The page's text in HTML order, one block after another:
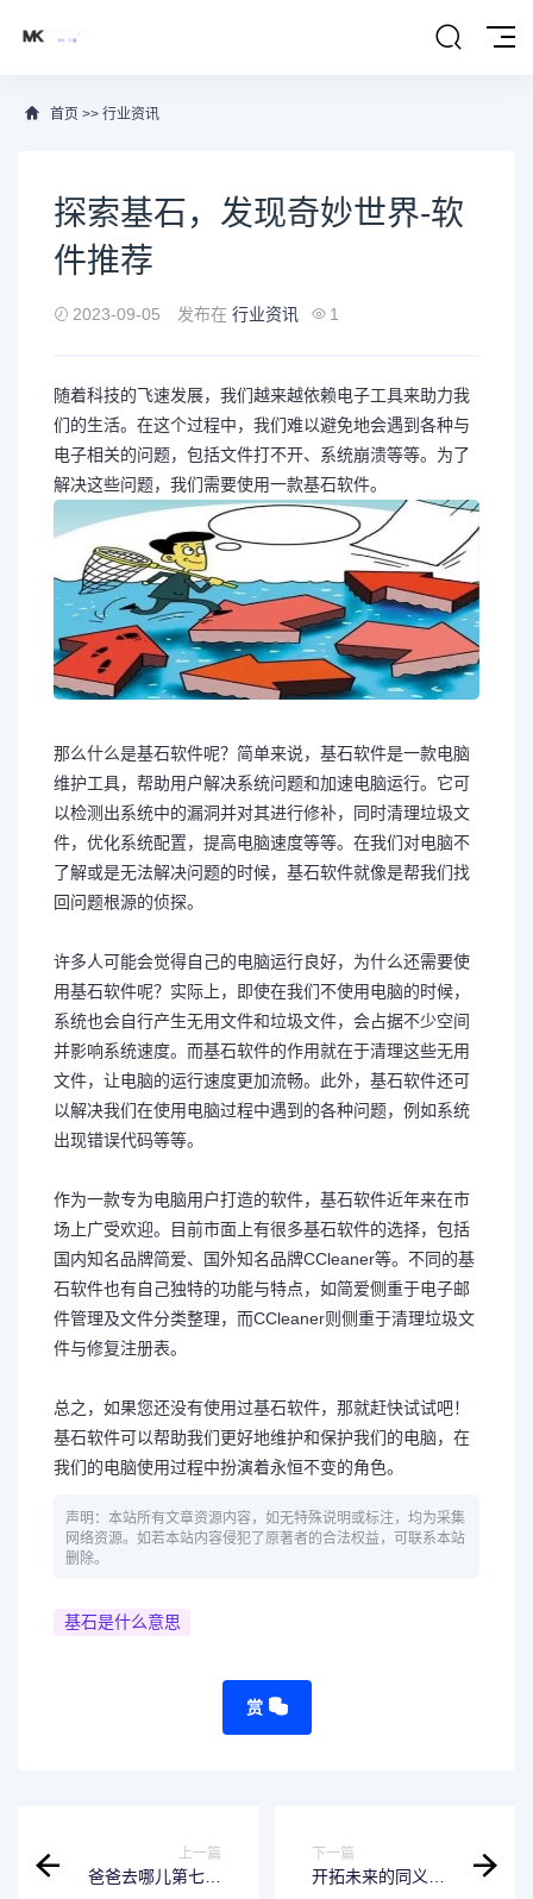
首页 >> 行业资讯
探索基石，发现奇妙世界-软
件推荐
2023-09-05 发布在 行业资讯 1
随着科技的飞速发展，我们越来越依赖电子工具来助力我
们的生活。在这个过程中，我们难以避免地会遇到各种与
电子相关的问题，包括文件打不开、系统崩溃等等。为了
解决这些问题，我们需要使用一款基石软件。
那么什么是基石软件呢？简单来说，基石软件是一款电脑
维护工具，帮助用户解决系统问题和加速电脑运行。它可
以检测出系统中的漏洞并对其进行修补，同时清理垃圾文
件，优化系统配置，提高电脑速度等等。在我们对电脑不
了解或是无法解决问题的时候，基石软件就像是帮我们找
回问题根源的侦探。
许多人可能会觉得自己的电脑运行良好，为什么还需要使
用基石软件呢？实际上，即使在我们不使用电脑的时候，
系统也会自行产生无用文件和垃圾文件，会占据不少空间
并影响系统速度。而基石软件的作用就在于清理这些无用
文件，让电脑的运行速度更加流畅。此外，基石软件还可
以解决我们在使用电脑过程中遇到的各种问题，例如系统
出现错误代码等等。
作为一款专为电脑用户打造的软件，基石软件近年来在市
场上广受欢迎。目前市面上有很多基石软件的选择，包括
国内知名品牌简爱、国外知名品牌CCleaner等。不同的基
石软件也有自己独特的功能与特点，如简爱侧重于电子邮
件管理及文件分类整理，而CCleaner则侧重于清理垃圾文
件与修复注册表。
总之，如果您还没有使用过基石软件，那就赶快试试吧！
基石软件可以帮助我们更好地维护和保护我们的电脑，在
我们的电脑使用过程中扮演着永恒不变的角色。
声明：本站所有文章资源内容，如无特殊说明或标注，均为采集
网络资源。如若本站内容侵犯了原著者的合法权益，可联系本站
删除。
基石是什么意思
赏
上一篇
爸爸去哪儿第七季
下一篇
开拓未来的同义词-